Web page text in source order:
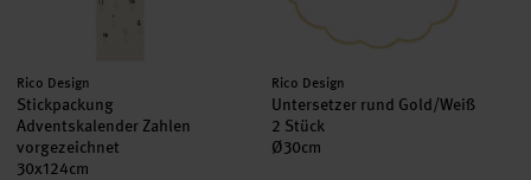
Hersteller:
Rico Design
Stickpackung
Adventskalender Zahlen
vorgezeichnet
30x124cm
Hersteller:
Rico Design
Untersetzer rund Gold/Weiß
2 Stück
Ø30cm